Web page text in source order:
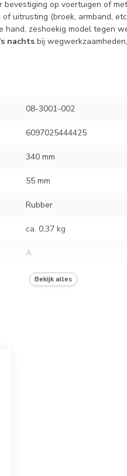
bevestiging op voertuigen of
uitrusting (broek, armband,
hand, zeshoekig model tegen
nachts bij
08-3001-002
6097025444425
340 mm
55 mm
Rubber
ca. 0,37 kg
A
10Bekijk alles